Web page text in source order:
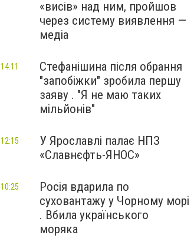
«висів» над ним, пройшов
через систему виявлення —
медіа
Стефанішина після обрання
"запобіжки" зробила першу
заяву . "Я не маю таких
мільйонів"
14:11
У Ярославлі палає НПЗ
«Славнєфть-ЯНОС»
12:15
Росія вдарила по
суховантажу у Чорному морі
. Вбила українського
моряка
10:25